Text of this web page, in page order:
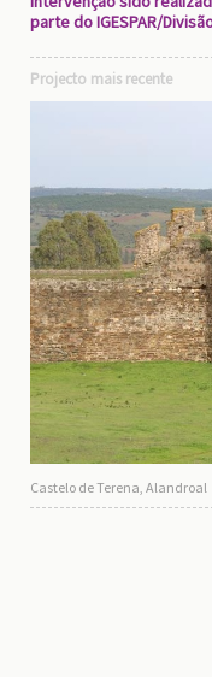
parte do IGESPAR/
Projecto mais recente
Castelo de Terena, Alandroal